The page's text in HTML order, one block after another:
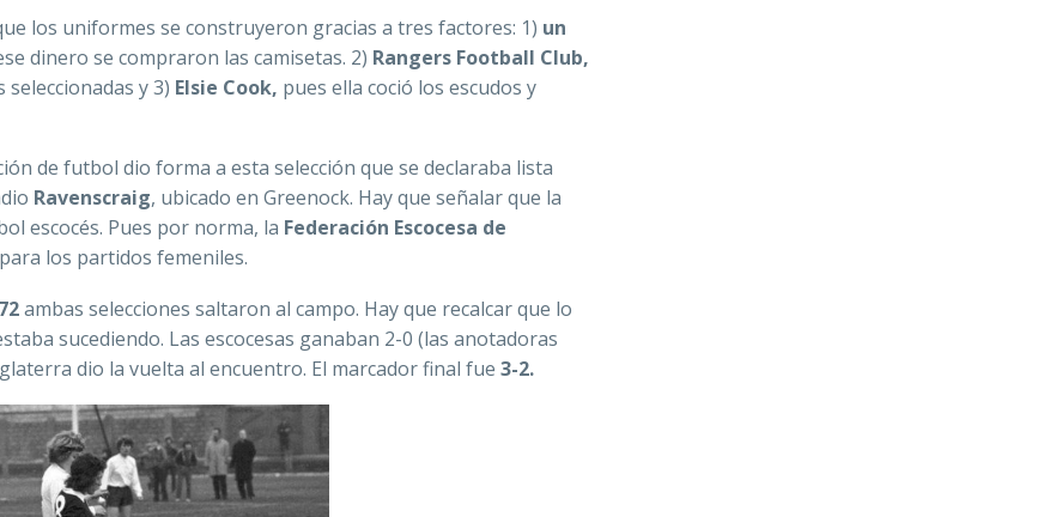
los uniformes se construyeron gracias a tres factores: 1) un
dinero se compraron las camisetas. 2) Rangers Football Club,
seleccionadas y 3) Elsie Cook, pues ella coció los escudos y
de futbol dio forma a esta selección que se declaraba lista
Ravenscraig, ubicado en Greenock. Hay que señalar que la
escocés. Pues por norma, la Federación Escocesa de
los partidos femeniles.
ambas selecciones saltaron al campo. Hay que recalcar que lo
sucediendo. Las escocesas ganaban 2-0 (las anotadoras
dio la vuelta al encuentro. El marcador final fue 3-2.